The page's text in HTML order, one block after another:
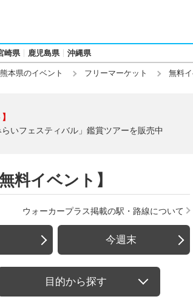
崎県 鹿児島県 沖縄県
熊本県のイベント フリーマーケット 無料
いフェスティバル」鑑賞ツアーを販売中
料イベント】
ウォーカープラス掲載の駅・路線について
今週末
目的から探す